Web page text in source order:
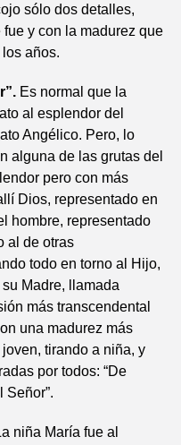
sólo dos detalles,
y con la madurez que
años.
Es normal que la
al esplendor del
Angélico. Pero, lo
alguna de las grutas del
pero con más
Dios, representado en
hombre, representado
al de otras
todo en torno al Hijo,
Madre, llamada
más transcendental
una madurez más
tirando a niña, y
por todos: “De
Señor”.
niña María fue al